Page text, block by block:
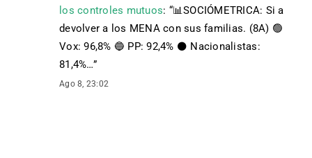
los controles mutuos: “📊SOCIÓMETRICA: Si a
devolver a los MENA con sus familias. (8A) 🟢
Vox: 96,8% 🔵 PP: 92,4% ⚫️ Nacionalistas:
81,4%…”
Ago 8, 23:02